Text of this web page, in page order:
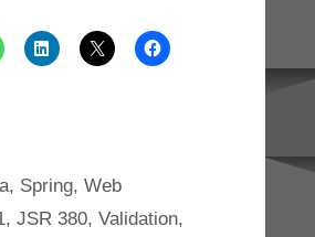
, Spring, Web
, JSR 380, Validation,